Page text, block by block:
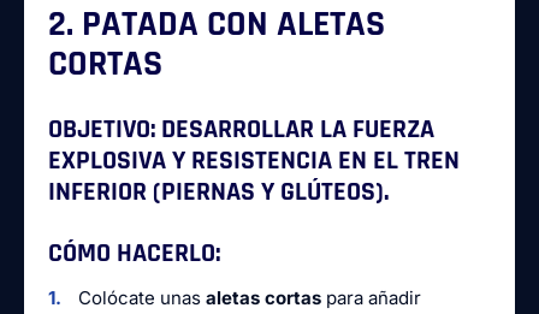
2. PATADA CON ALETAS
CORTAS
OBJETIVO: DESARROLLAR LA FUERZA
EXPLOSIVA Y RESISTENCIA EN EL TREN
INFERIOR (PIERNAS Y GLÚTEOS).
CÓMO HACERLO:
Colócate unas aletas cortas para añadir